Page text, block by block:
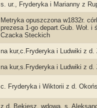
s. ur., Fryderyka i Marianny z
Metryka opuszczona w1832r.
prezesa 1-go depart.Gub. Woł. i
Czacka Steckich
na kur,c.Fryderyka i Ludwiki z d.
na kur,s.Fryderyka i Ludwiki z d.
c. Fryderyka i Wiktorii z d.
z d. Bekiesz, wdowa, s.